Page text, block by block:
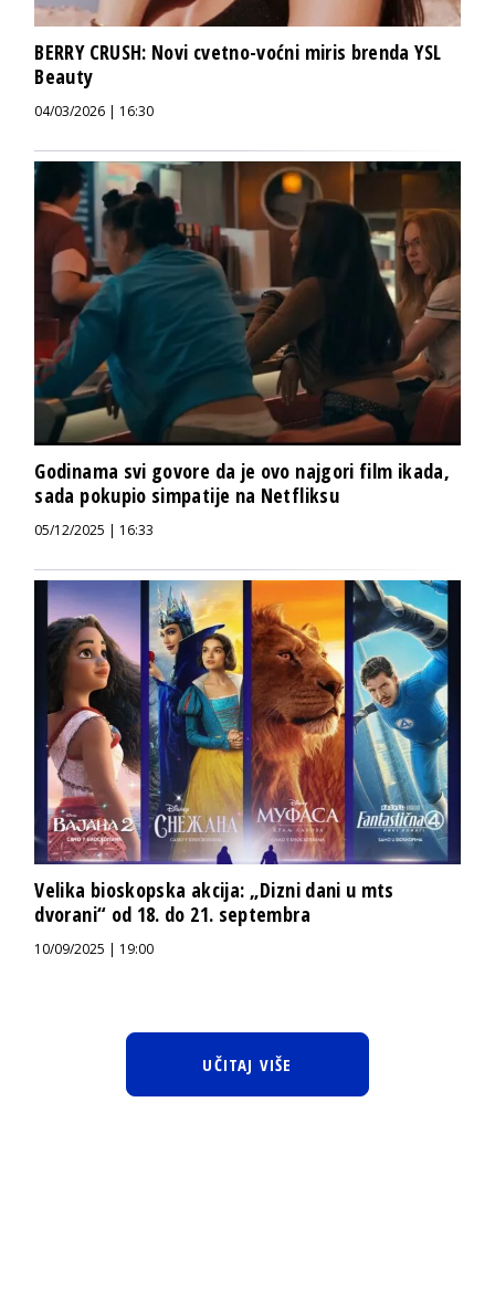
BERRY CRUSH: Novi cvetno-voćni miris brenda YSL
Beauty
04/03/2026 | 16:30
Godinama svi govore da je ovo najgori film ikada,
sada pokupio simpatije na Netfliksu
05/12/2025 | 16:33
Velika bioskopska akcija: „Dizni dani u mts
dvorani“ od 18. do 21. septembra
10/09/2025 | 19:00
UČITAJ VIŠE